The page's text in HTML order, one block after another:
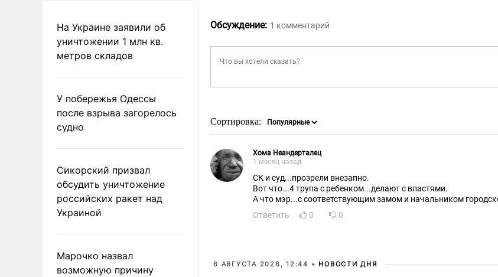
На Украине заявили об
уничтожении 1 млн кв.
метров складов
У побережья Одессы
после взрыва загорелось
судно
Сикорский призвал
обсудить уничтожение
российских ракет над
Украиной
Марочко назвал
возможную причину
Обсуждение: 1 комментарий
Сортировка:
Хома Неандерталец
1 месяц назад
СК и суд...прозрели внезапно.
Вот что...4 трупа с ребенком...делают с властями.
А что мэр...с соответствующим замом и начальником
Ответить
0 0
6 АВГУСТА 2026, 12:44 • НОВОСТИ ДНЯ